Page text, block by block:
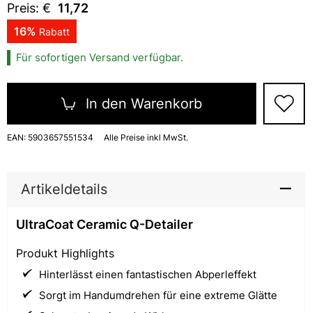
Preis: € 11,72
16% Rabatt
Für sofortigen Versand verfügbar.
In den Warenkorb
EAN: 5903657551534 Alle Preise inkl MwSt.
Artikeldetails
UltraCoat Ceramic Q-Detailer
Produkt Highlights
Hinterlässt einen fantastischen Abperleffekt
Sorgt im Handumdrehen für eine extreme Glätte